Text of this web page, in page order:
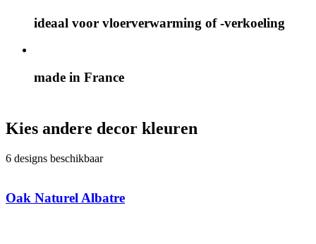
ideaal voor vloerverwarming of -verkoeling
made in France
Kies andere decor kleuren
6 designs beschikbaar
Oak Naturel Albatre